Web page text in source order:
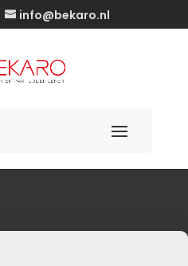
info@bekaro.nl